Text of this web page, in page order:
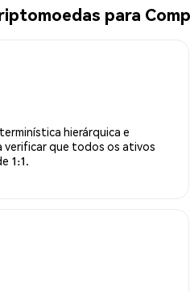
para
hierárquica e
verificar que todos os ativos
1:1.